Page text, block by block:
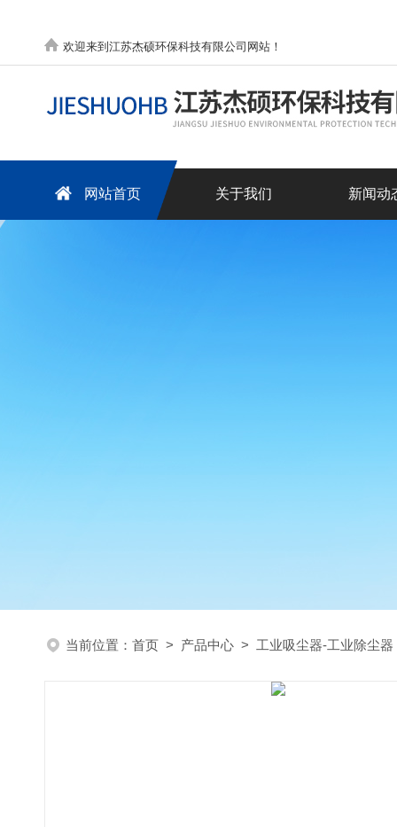
欢迎来到江苏杰硕环保科技有限公司网站！
网站首页 关于我们 新闻动
当前位置： 首页 > 产品中心 > 工业吸尘器-工业除尘器